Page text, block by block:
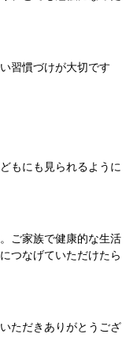
習慣づけが大切です
もにも見られるように
ご家族で健康的な生活
つなげていただけたら
ただきありがとうござ